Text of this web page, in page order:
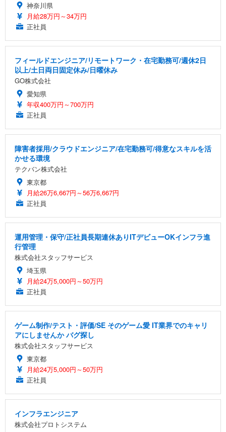
神奈川県
月給28万円～34万円
正社員
フィールドエンジニア/リモートワーク・在宅勤務可/週休2日
以上/土日両日固定休み/日曜休み
GO株式会社
愛知県
年収400万円～700万円
正社員
障害者採用/クラウドエンジニア/在宅勤務可/得意なスキルを活
かせる環境
テクバン株式会社
東京都
月給26万6,667円～56万6,667円
正社員
運用管理・保守/正社員長期連休ありITデビューOKインフラ進
行管理
株式会社スタッフサービス
埼玉県
月給24万5,000円～50万円
正社員
ゲーム制作/テスト・評価/SE そのゲーム愛 IT業界でのキャリ
アにしませんか バグ探し
株式会社スタッフサービス
東京都
月給24万5,000円～50万円
正社員
インフラエンジニア
株式会社プロトシステム